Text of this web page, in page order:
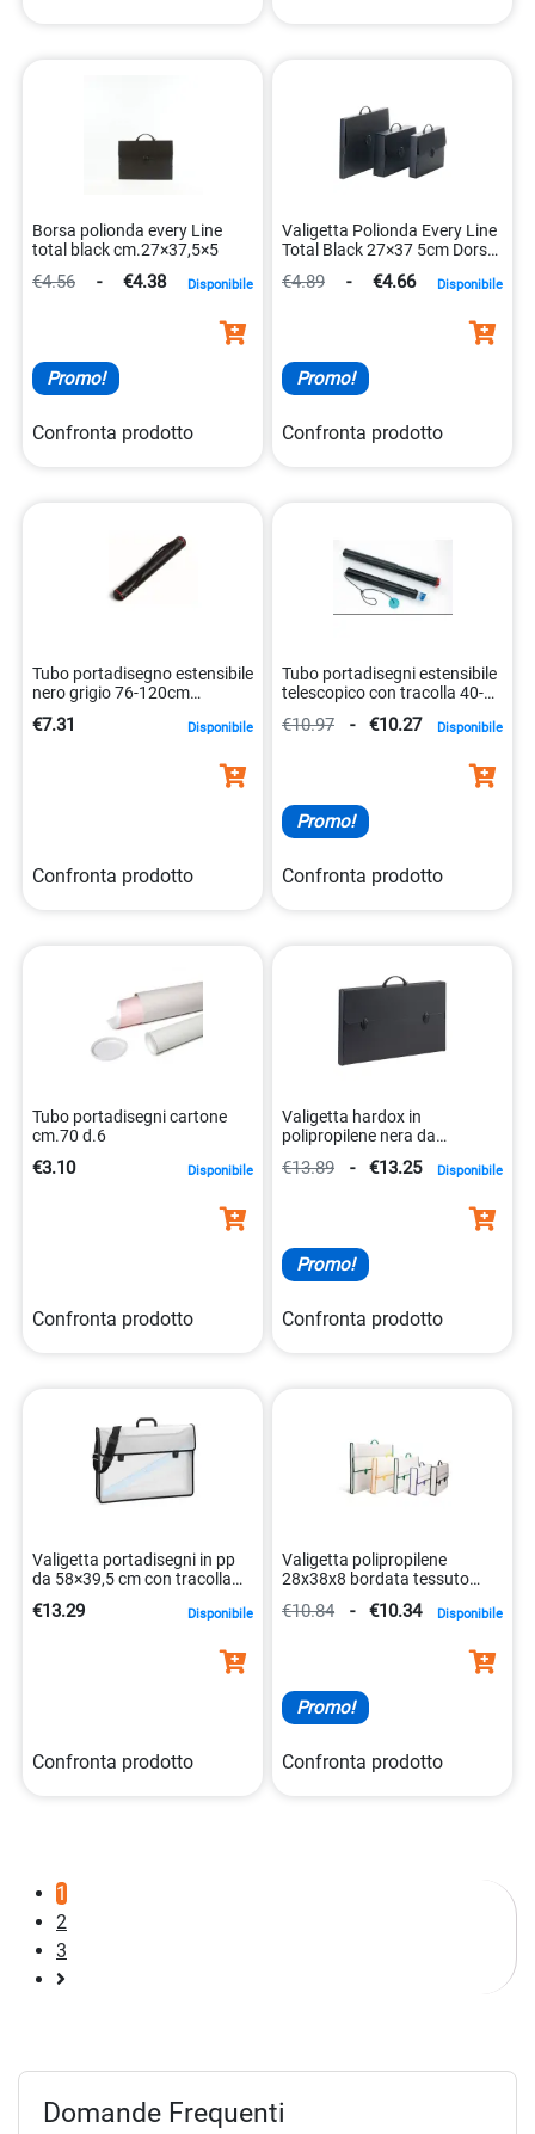
Borsa polionda every Line
total black cm.27×37,5×5
€4.56 - €4.38 Disponibile
Promo!
Confronta prodotto
Valigetta Polionda Every Line
Total Black 27×37 5cm Dorso
8010151016289
€4.89 - €4.66 Disponibile
Promo!
Confronta prodotto
Tubo portadisegno estensibile
nero grigio 76-120cm
€7.31 Disponibile
Confronta prodotto
Tubo portadisegni estensibile
telescopico con tracolla 40-70
€10.97 - €10.27 Disponibile
Promo!
Confronta prodotto
Tubo portadisegni cartone
cm.70 d.6
€3.10 Disponibile
Confronta prodotto
Valigetta hardox in
polipropilene nera da
8006779047194
€13.89 - €13.25 Disponibile
Promo!
Confronta prodotto
Valigetta portadisegni in pp
da 58×39,5 cm con tracolla
€13.29 Disponibile
Confronta prodotto
Valigetta polipropilene
28x38x8 bordata tessuto
€10.84 - €10.34 Disponibile
Promo!
Confronta prodotto
1
2
3
Domande Frequenti